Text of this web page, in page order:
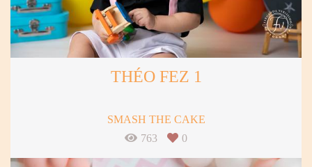
THÉO FEZ 1
SMASH THE CAKE
763
0